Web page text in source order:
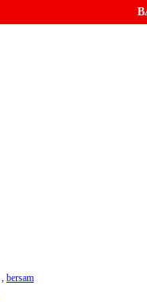
, bersam